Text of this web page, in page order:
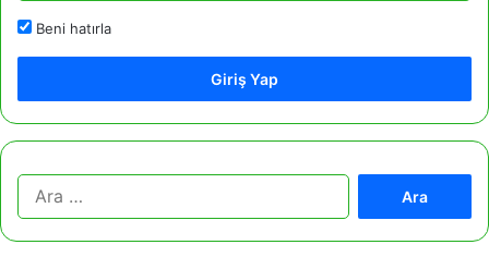
Beni hatırla
Giriş Yap